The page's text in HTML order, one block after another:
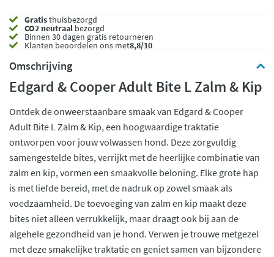
Gratisthuisbezorgd
CO2 neutraal bezorgd
Binnen 30 dagen gratis retourneren
Klanten beoordelen ons met8,8/10
Omschrijving
Edgard & Cooper Adult Bite L Zalm & Kip
Ontdek de onweerstaanbare smaak van Edgard & Cooper
Adult Bite L Zalm & Kip, een hoogwaardige traktatie
ontworpen voor jouw volwassen hond. Deze zorgvuldig
samengestelde bites, verrijkt met de heerlijke combinatie van
zalm en kip, vormen een smaakvolle beloning. Elke grote hap
is met liefde bereid, met de nadruk op zowel smaak als
voedzaamheid. De toevoeging van zalm en kip maakt deze
bites niet alleen verrukkelijk, maar draagt ook bij aan de
algehele gezondheid van je hond. Verwen je trouwe metgezel
met deze smakelijke traktatie en geniet samen van bijzondere